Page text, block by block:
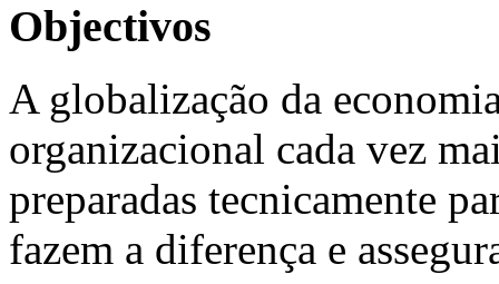
Objectivos
A globalização da
organizacional cada vez
preparadas tecnicamente
fazem a diferença e